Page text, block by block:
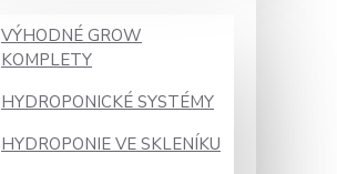
VÝHODNÉ GROW
KOMPLETY
HYDROPONICKÉ SYSTÉMY
HYDROPONIE VE SKLENÍKU